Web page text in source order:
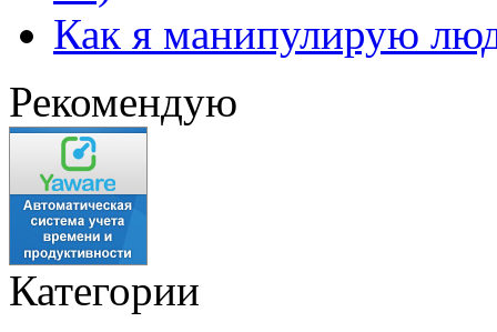
Как я манипулирую
Рекомендую
Категории